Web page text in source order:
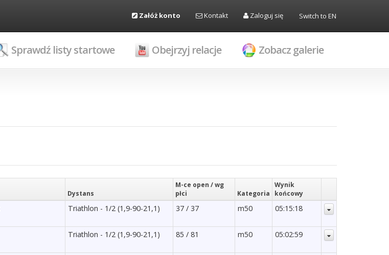
Załóż konto Kontakt Zaloguj się Switch to EN
Sprawdź listy startowe Obejrzyj relacje Zobacz galerie
Dystans
M-ce open / wg
płci
Kategoria
Wynik
końcowy
Triathlon - 1/2 (1,9-90-21,1) 37 / 37 m50 05:15:18
Triathlon - 1/2 (1,9-90-21,1) 85 / 81 m50 05:02:59